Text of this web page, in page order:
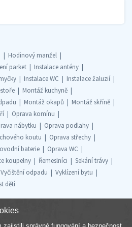
Hodinový manžel
parket
Instalace antény
Instalace WC
Instalace žaluzií
Montáž kuchyně
Montáž okapů
Montáž skříně
Oprava komínu
nábytku
Oprava podlahy
koutu
Oprava střechy
baterie
Oprava WC
koupelny Řemeslníci
Sekání trávy
Vyčištění odpadu
Vyklízení bytu
dětí